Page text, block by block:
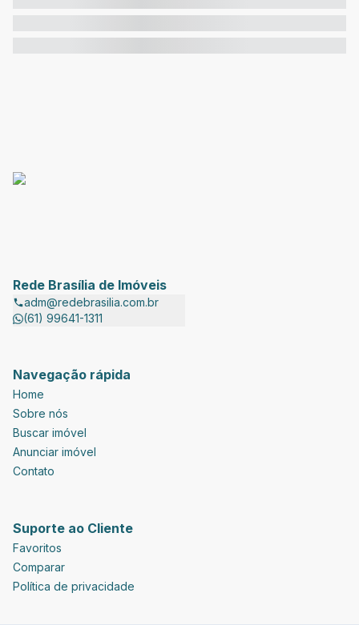
Rede Brasília de Imóveis
adm@redebrasilia.com.br
(61) 99641-1311
Navegação rápida
Home
Sobre nós
Buscar imóvel
Anunciar imóvel
Contato
Suporte ao Cliente
Favoritos
Comparar
Política de privacidade